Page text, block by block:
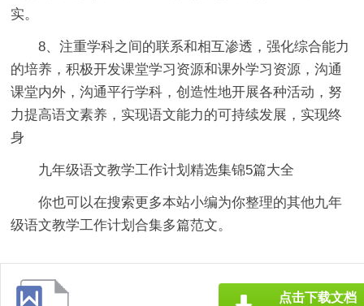
实。
8、注重学科之间的联系和相互渗透，强化综合能力
的培养，积极开发课堂学习资源和课外学习资源，沟通
课堂内外，沟通平行学科，创造性地开展各种活动，努
力提高语文素养，实现语文能力的可持续发展，实现终
身
九年级语文教学工作计划精选集锦5篇大全
你也可以在搜索更多本站小编为你整理的其他九年
级语文教学工作计划合集多篇范文。
点击下载文档